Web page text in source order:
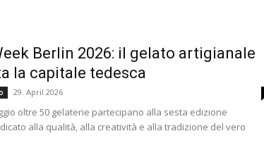
Berlin 2026: il gelato artigianale
la capitale tedesca
29. April 2026
oltre 50 gelaterie partecipano alla sesta edizione
alla qualità, alla creatività e alla tradizione del vero